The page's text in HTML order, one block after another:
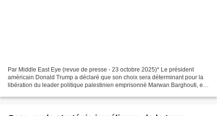
Par Middle East Eye (revue de presse - 23 octobre 2025)* Le président
américain Donald Trump a déclaré que son choix sera déterminant pour la
libération du leader politique palestinien emprisonné Marwan Barghouti, et